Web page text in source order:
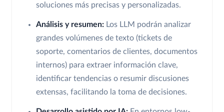
soluciones más precisas y personalizadas.
Análisis y resumen: Los LLM podrán analizar
grandes volúmenes de texto (tickets de
soporte, comentarios de clientes, documentos
internos) para extraer información clave,
identificar tendencias o resumir discusiones
extensas, facilitando la toma de decisiones.